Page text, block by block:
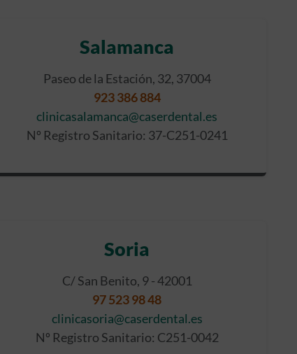
Salamanca
Paseo de la Estación, 32, 37004
923 386 884
clinicasalamanca@caserdental.es
Nº Registro Sanitario: 37-C251-0241
Soria
C/ San Benito, 9 - 42001
97 523 98 48
clinicasoria@caserdental.es
Nº Registro Sanitario: C251-0042